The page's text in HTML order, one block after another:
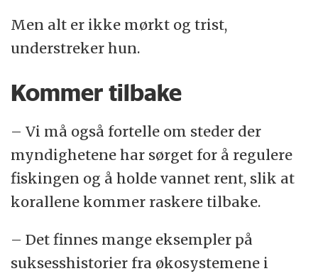
Men alt er ikke mørkt og trist,
understreker hun.
Kommer tilbake
– Vi må også fortelle om steder der
myndighetene har sørget for å regulere
fiskingen og å holde vannet rent, slik at
korallene kommer raskere tilbake.
– Det finnes mange eksempler på
suksesshistorier fra økosystemene i